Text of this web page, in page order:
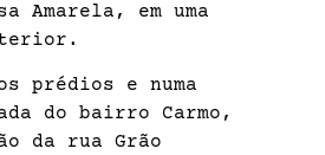
Amarela, em uma
prédios e numa
do bairro Carmo,
da rua Grão